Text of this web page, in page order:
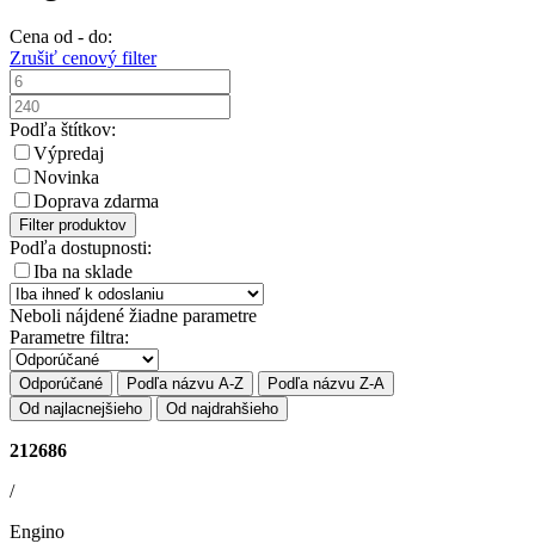
Cena od - do:
Zrušiť cenový filter
Podľa štítkov:
Výpredaj
Novinka
Doprava zdarma
Filter produktov
Podľa dostupnosti:
Iba na sklade
Neboli nájdené žiadne parametre
Parametre filtra:
Odporúčané Podľa názvu A-Z
Podľa názvu Z-A
Od najlacnejšieho
Od najdrahšieho
212686
/
Engino